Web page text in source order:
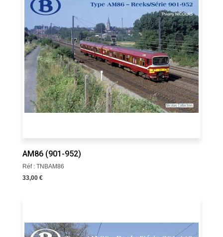
AM86 (901-952)
Réf : TNBAM86
33,00 €